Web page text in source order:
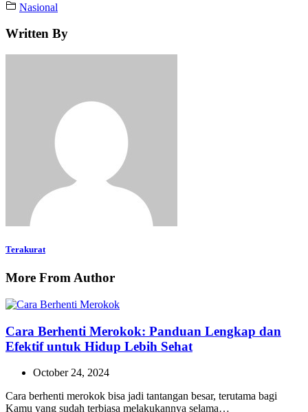
Nasional
Written By
Terakurat
More From Author
Cara Berhenti Merokok: Panduan Lengkap dan
Efektif untuk Hidup Lebih Sehat
October 24, 2024
Cara berhenti merokok bisa jadi tantangan besar, terutama bagi
Kamu yang sudah terbiasa melakukannya selama…